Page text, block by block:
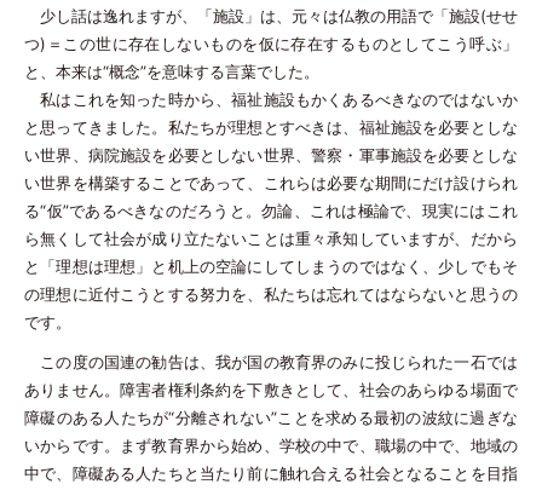
少し話は逸れますが、「施設」は、元々は仏教の用語で「施設(せせ
つ)＝この世に存在しないものを仮に存在するものとしてこう呼ぶ」
と、本来は“概念”を意味する言葉でした。
私はこれを知った時から、福祉施設もかくあるべきなのではないか
と思ってきました。私たちが理想とすべきは、福祉施設を必要としな
い世界、病院施設を必要としない世界、警察・軍事施設を必要としな
い世界を構築することであって、これらは必要な期間にだけ設けられ
る“仮”であるべきなのだろうと。勿論、これは極論で、現実にはこれ
ら無くして社会が成り立たないことは重々承知していますが、だから
と「理想は理想」と机上の空論にしてしまうのではなく、少しでもそ
の理想に近付こうとする努力を、私たちは忘れてはならないと思うの
です。
この度の国連の勧告は、我が国の教育界のみに投じられた一石では
ありません。障害者権利条約を下敷きとして、社会のあらゆる場面で
障礙のある人たちが“分離されない”ことを求める最初の波紋に過ぎな
いからです。まず教育界から始め、学校の中で、職場の中で、地域の
中で、障礙ある人たちと当たり前に触れ合える社会となることを目指